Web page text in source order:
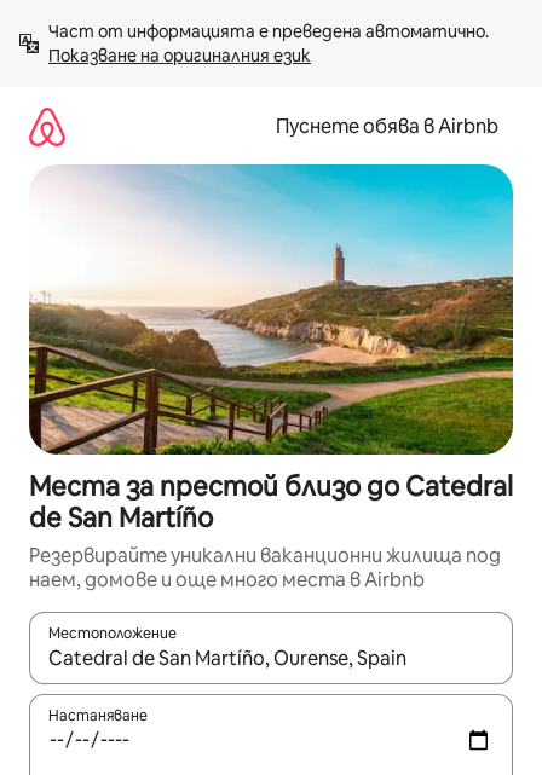
към
съдържанието
Показване на оригиналния език
Пуснете обява в Airbnb
Места за престой близо до Catedral
de San Martíño
Резервирайте уникални ваканционни жилища под
наем, домове и още много места в Airbnb
Местоположение
Когато резултатите се покажат, използвайте
Настаняване